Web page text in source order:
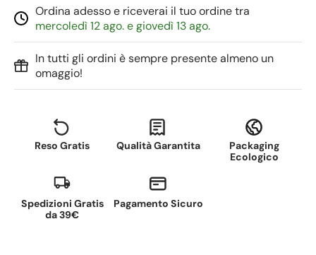
Ordina adesso e riceverai il tuo ordine tra
mercoledì 12 ago. e giovedì 13 ago.
In tutti gli ordini è sempre presente almeno un
omaggio!
Reso Gratis Qualità Garantita
Packaging
Ecologico
Spedizioni Gratis
da 39€
Pagamento Sicuro